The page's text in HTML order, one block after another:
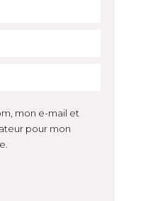
mon e-mail et
pour mon